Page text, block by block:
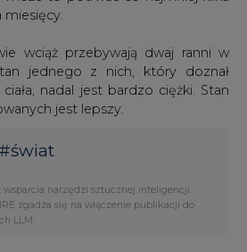
wciąż przebywają dwaj ranni w
jednego z nich, który doznał
nadal jest bardzo ciężki. Stan
jest lepszy.
#świat
wsparcia narzędzi sztucznej inteligencji.
zgadza się na włączenie publikacji do
LLM.